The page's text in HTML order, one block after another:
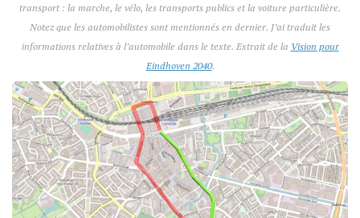
transport : la marche, le vélo, les transports publics et la voiture particulière.
Notez que les automobilistes sont mentionnés en dernier. J’ai traduit les
informations relatives à l’automobile dans le texte. Extrait de la Vision pour
Eindhoven 2040.